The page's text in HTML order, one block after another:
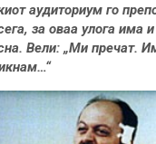
аудиториум го
за оваа улога има
Вели: „Ми пречат.